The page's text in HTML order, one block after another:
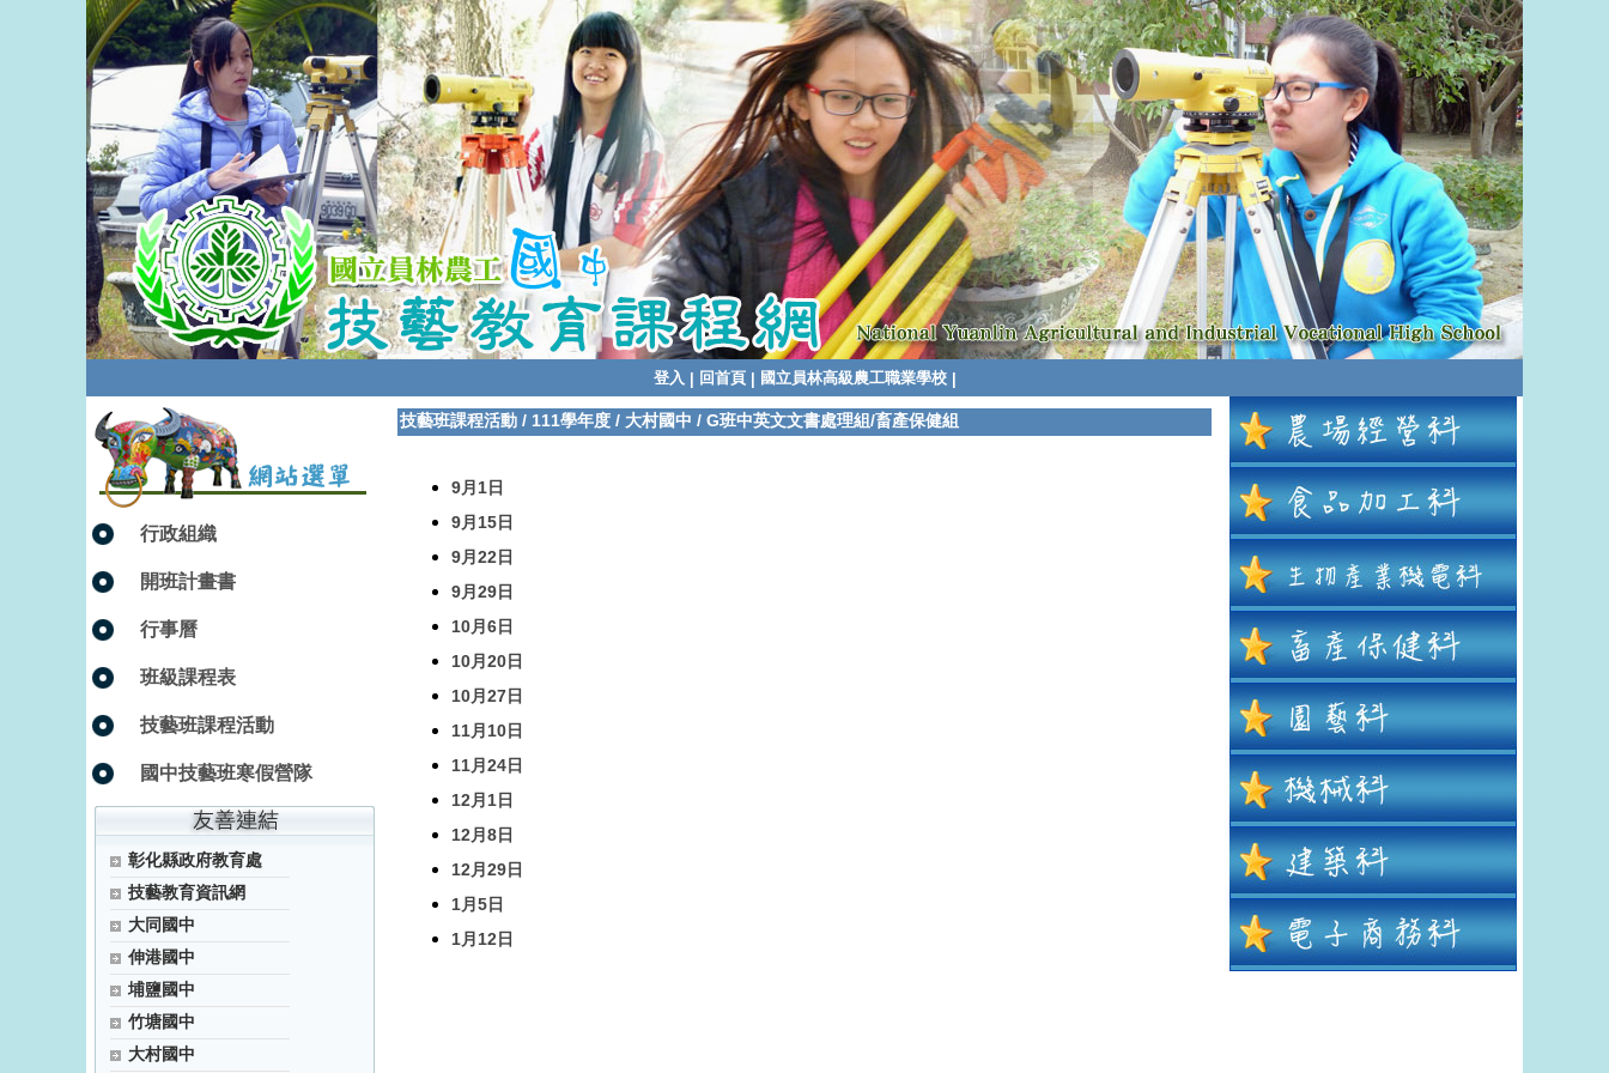
登入 | 回首頁| 國立員林高級農工職業學校|
行政組織
開班計畫書
行事曆
班級課程表
技藝班課程活動
國中技藝班寒假營隊
彰化縣政府教育處
技藝教育資訊網
大同國中
伸港國中
埔鹽國中
竹塘國中
大村國中
技藝班課程活動 / 111學年度 / 大村國中 / G班中英文文書處理組/畜產保健組
9月1日
9月15日
9月22日
9月29日
10月6日
10月20日
10月27日
11月10日
11月24日
12月1日
12月8日
12月29日
1月5日
1月12日